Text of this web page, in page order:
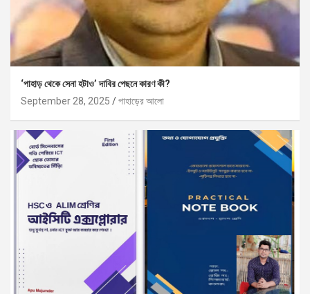
‘পাহাড় থেকে সেনা হটাও’ দাবির পেছনে কারণ কী?
September 28, 2025
পাহাড়ের আলো